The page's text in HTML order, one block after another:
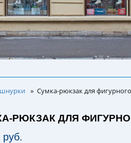
шнурки » Сумка-рюкзак для
РЮКЗАК ДЛЯ
руб.